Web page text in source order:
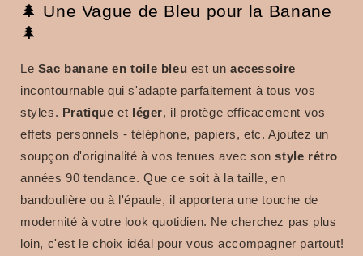
🌲 Une Vague de Bleu pour la Banane
🌲
Le Sac banane en toile bleu est unaccessoire
incontournable qui s'adapte parfaitement à tous vos
styles. Pratique et léger, il protège efficacement vos
effets personnels - téléphone, papiers, etc. Ajoutez un
soupçon d'originalité à vos tenues avec sonstyle rétro
années 90 tendance. Que ce soit à la taille, en
bandoulière ou à l'épaule, il apportera une touche de
modernité à votre look quotidien. Ne cherchez pas plus
loin, c'est le choix idéal pour vous accompagner partout!